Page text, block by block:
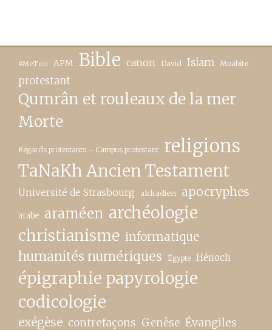
#MeToo APM Bible canon David Islam Moabite
protestant
Qumrân et rouleaux de la mer
Morte
Regards protestants – Campus protestant religions
TaNaKh Ancien Testament
Université de Strasbourg akkadien apocryphes
arabe araméen archéologie
christianisme informatique
humanités numériques Égypte Hénoch
épigraphie papyrologie
codicologie
exégèse contrefaçons Genèse Évangiles